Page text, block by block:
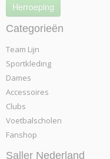
Herroeping
Categorieën
Team Lijn
Sportkleding
Dames
Accessoires
Clubs
Voetbalscholen
Fanshop
Saller Nederland